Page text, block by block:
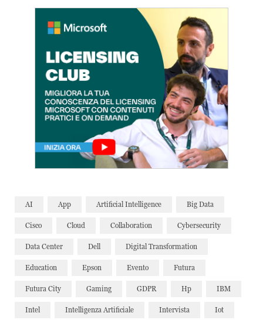
AI App Artificial Intelligence Big Data
Cisco Cloud Collaboration Cybersecurity
Data Center Dell Digital Transformation
Education Epson Evento Futura
Futura City Gaming GDPR Hp IBM
Intel Intelligenza Artificiale Intervista Iot